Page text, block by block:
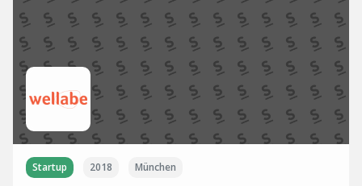
Startup 2018 München